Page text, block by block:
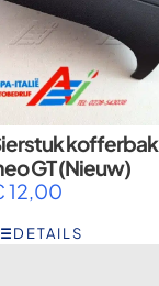
kofferbak
GT (Nieuw)
12,00
DETAILS